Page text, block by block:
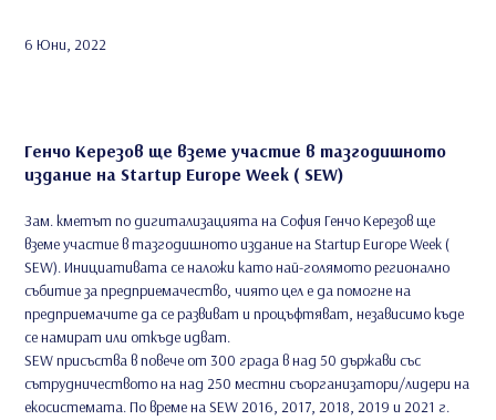
6 Юни, 2022
Генчо Керезов ще вземе участие в тазгодишното
издание на Startup Europe Week ( SEW)
Зам. кметът по дигитализацията на София Генчо Керезов ще
вземе участие в тазгодишното издание на Startup Europe Week (
SEW). Инициативата се наложи като най-голямото регионално
събитие за предприемачество, чиято цел е да помогне на
предприемачите да се развиват и процъфтяват, независимо къде
се намират или откъде идват.
SEW присъства в повече от 300 града в над 50 държави със
сътрудничеството на над 250 местни съорганизатори/лидери на
екосистемата. По време на SEW 2016, 2017, 2018, 2019 и 2021 г.